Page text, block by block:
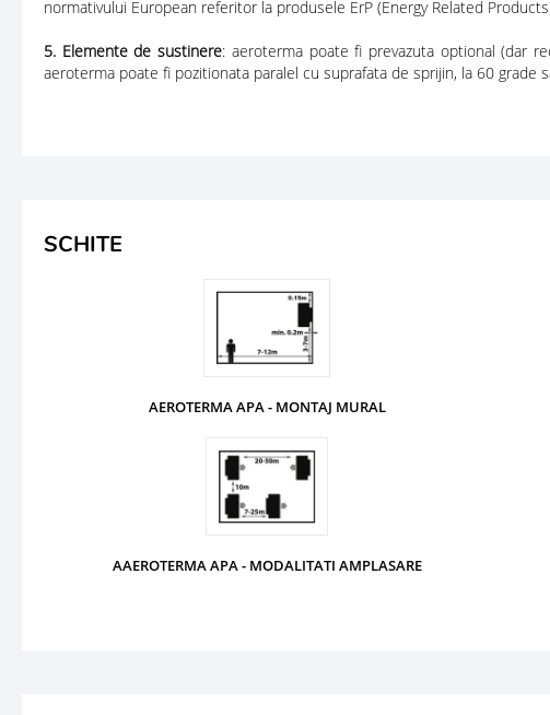
normativului European referitor la produsele ErP (Energy Related
5. Elemente de sustinere: aeroterma poate fi prevazuta optional (dar
aeroterma poate fi pozitionata paralel cu suprafata de sprijin, la 60 grade
SCHITE
AEROTERMA APA - MONTAJ MURAL
AAEROTERMA APA - MODALITATI AMPLASARE